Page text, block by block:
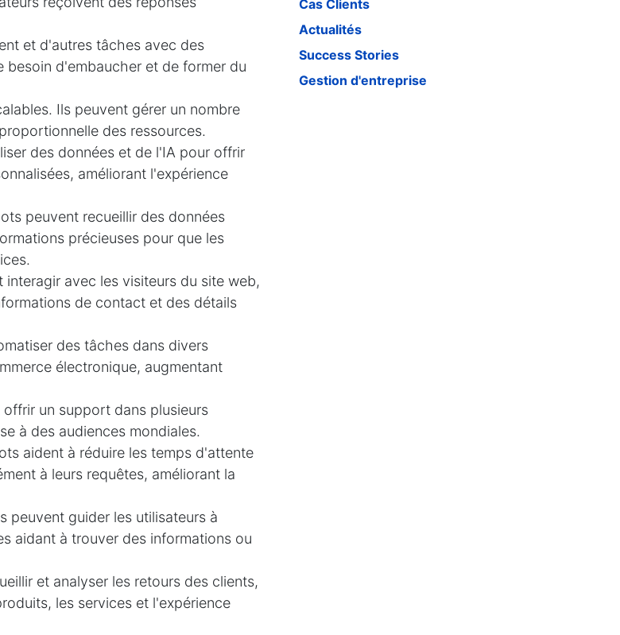
et d'autres tâches avec des
d'embaucher et de former du
Ils peuvent gérer un nombre
des ressources.
des données et de l'IA pour offrir
améliorant l'expérience
peuvent recueillir des données
précieuses pour que les
avec les visiteurs du site web,
de contact et des détails
des tâches dans divers
électronique, augmentant
un support dans plusieurs
à des audiences mondiales.
aident à réduire les temps d'attente
à leurs requêtes, améliorant la
peuvent guider les utilisateurs à
aidant à trouver des informations ou
et analyser les retours des clients,
les services et l'expérience
Cas Clients
Actualités
Success Stories
Gestion d'entreprise